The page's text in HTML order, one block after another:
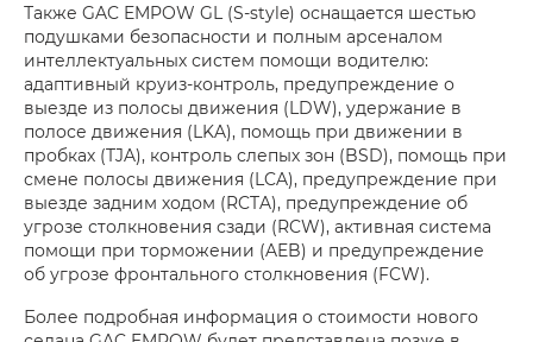
Также GAC EMPOW GL (S-style) оснащается шестью
подушками безопасности и полным арсеналом
интеллектуальных систем помощи водителю:
адаптивный круиз-контроль, предупреждение о
выезде из полосы движения (LDW), удержание в
полосе движения (LKA), помощь при движении в
пробках (TJA), контроль слепых зон (BSD), помощь при
смене полосы движения (LCA), предупреждение при
выезде задним ходом (RCTA), предупреждение об
угрозе столкновения сзади (RCW), активная система
помощи при торможении (AEB) и предупреждение
об угрозе фронтального столкновения (FCW).
Более подробная информация о стоимости нового